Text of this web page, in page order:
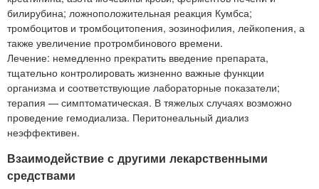
билирубина; ложноположительная реакция Кумбса;
тромбоцитов и тромбоцитопения, эозинофилия, лейкопения, а
также увеличение протромбинового времени.
Лечение: немедленно прекратить введение препарата,
тщательно контролировать жизненно важные функции
организма и соответствующие лабораторные показатели;
терапия — симптоматическая. В тяжелых случаях возможно
проведение гемодиализа. Перитонеальный диализ
неэффективен.
Взаимодействие с другими лекарственными
средствами